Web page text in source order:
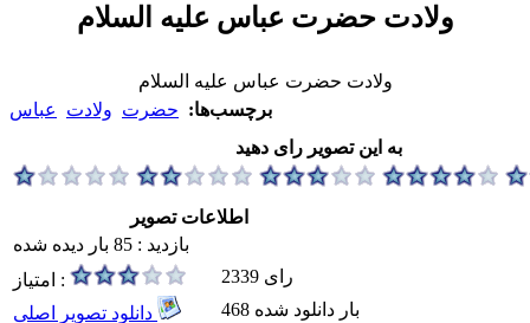
ولادت حضرت عباس علیه السلام
ولادت حضرت عباس علیه السلام
برچسب‌ها: حضرت ولادت
عباس
به این تصویر رای دهید
اطلاعات تصویر
بازدید : 85 بار دیده شده
امتیاز :
2339 رای
468 بار دانلود شده